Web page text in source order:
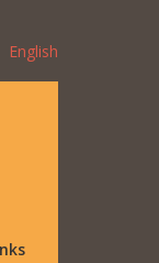
English